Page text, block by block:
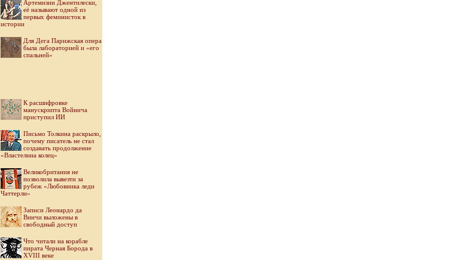
Артемизии Джентилески,
её называют одной из
первых феминисток в
истории
Для Дега Парижская опера
была лабораторией и «его
спальней»
К расшифровке
манускрипта Войнича
приступил ИИ
Письмо Толкина раскрыло,
почему писатель не стал
создавать продолжение
«Властелина колец»
Великобритания не
позволила вывезти за
рубеж «Любовника леди
Чаттерли»
Записи Леонардо да
Винчи выложены в
свободный доступ
Что читали на корабле
пирата Черная Борода в
XVIII веке